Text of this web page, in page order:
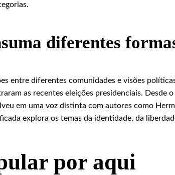
diferentes
entre diferentes comunidades e visões
as recentes eleições presidenciais. Desde
em uma voz distinta com autores como
explora os temas da identidade, da
por aqui